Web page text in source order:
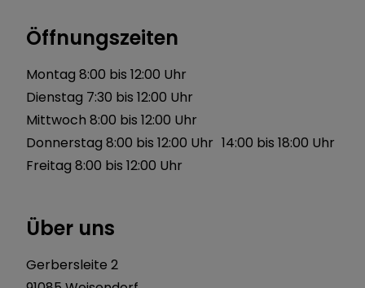
Öffnungszeiten
Montag 8:00 bis 12:00 Uhr
Dienstag 7:30 bis 12:00 Uhr
Mittwoch 8:00 bis 12:00 Uhr
Donnerstag 8:00 bis 12:00 Uhr 14:00 bis 18:00 Uhr
Freitag 8:00 bis 12:00 Uhr
Über uns
Gerbersleite 2